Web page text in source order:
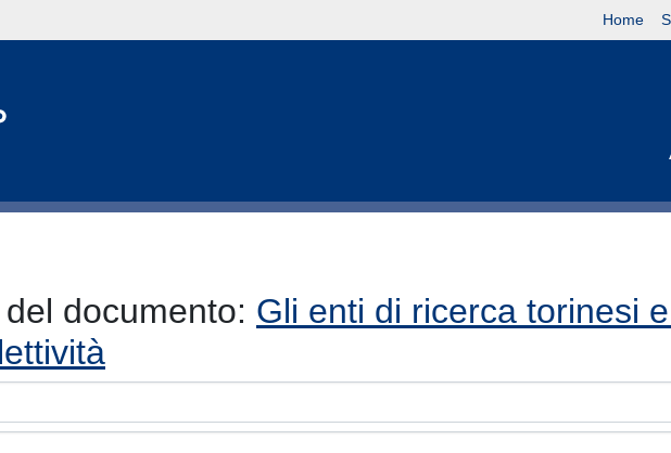
Home
documento: Gli enti di ricerca torinesi